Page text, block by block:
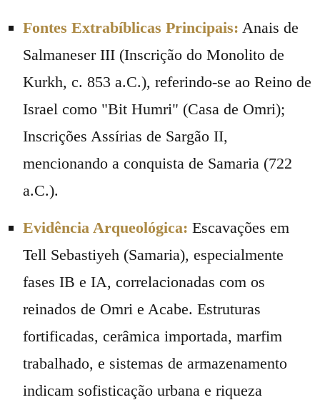
Fontes Extrabíblicas Principais: Anais de
Salmaneser III (Inscrição do Monolito de
Kurkh, c. 853 a.C.), referindo-se ao Reino de
Israel como "Bit Humri" (Casa de Omri);
Inscrições Assírias de Sargão II,
mencionando a conquista de Samaria (722
a.C.).
Evidência Arqueológica: Escavações em
Tell Sebastiyeh (Samaria), especialmente
fases IB e IA, correlacionadas com os
reinados de Omri e Acabe. Estruturas
fortificadas, cerâmica importada, marfim
trabalhado, e sistemas de armazenamento
indicam sofisticação urbana e riqueza